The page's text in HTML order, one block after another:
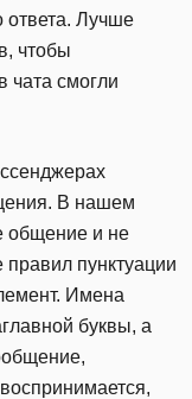
ответа. Лучше
чтобы
чата смогли
В нашем
общение и не
пунктуации
Имена
буквы, а